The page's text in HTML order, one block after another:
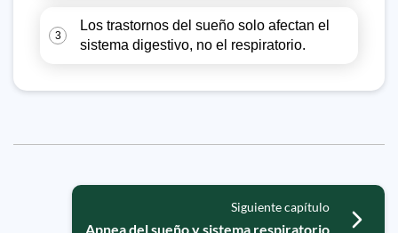
3
Los trastornos del sueño solo afectan el
sistema digestivo, no el respiratorio.
Siguiente capítulo
Apnea del sueño y sistema respiratorio